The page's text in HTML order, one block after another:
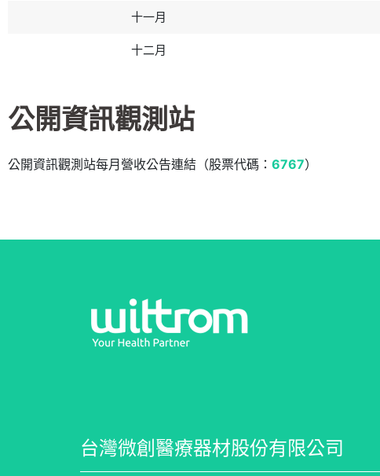
十一月
十二月
公開資訊觀測站
公開資訊觀測站每月營收公告連結（股票代碼： 6767）
台灣微創醫療器材股份有限公司